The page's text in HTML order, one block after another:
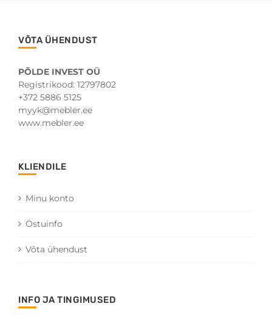
VÕTA ÜHENDUST
PÕLDE INVEST OÜ
Registrikood: 12797802
+372 5886 5125
myyk@mebler.ee
www.mebler.ee
KLIENDILE
Minu konto
Ostuinfo
Võta ühendust
INFO JA TINGIMUSED